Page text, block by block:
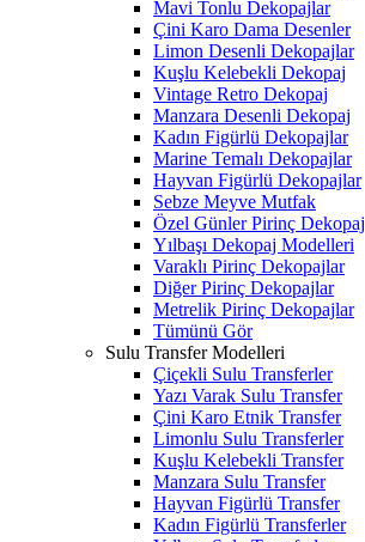
Mavi Tonlu Dekopajlar
Çini Karo Dama Desenler
Limon Desenli Dekopajlar
Kuşlu Kelebekli Dekopaj
Vintage Retro Dekopaj
Manzara Desenli Dekopaj
Kadın Figürlü Dekopajlar
Marine Temalı Dekopajlar
Hayvan Figürlü Dekopajlar
Sebze Meyve Mutfak
Özel Günler Pirinç Dekopaj
Yılbaşı Dekopaj Modelleri
Varaklı Pirinç Dekopajlar
Diğer Pirinç Dekopajlar
Metrelik Pirinç Dekopajlar
Tümünü Gör
Sulu Transfer Modelleri
Çiçekli Sulu Transferler
Yazı Varak Sulu Transfer
Çini Karo Etnik Transfer
Limonlu Sulu Transferler
Kuşlu Kelebekli Transfer
Manzara Sulu Transfer
Hayvan Figürlü Transfer
Kadın Figürlü Transferler